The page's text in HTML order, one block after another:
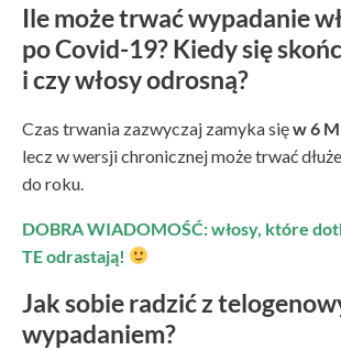
Ile może trwać wypadanie
po Covid-19? Kiedy się
i czy włosy odrosną?
Czas trwania zazwyczaj zamyka sięw 6
lecz w wersji chronicznej może trwać
do roku.
DOBRA WIADOMOŚĆ: włosy, które
TE odrastają!
Jak sobie radzić z
wypadaniem?